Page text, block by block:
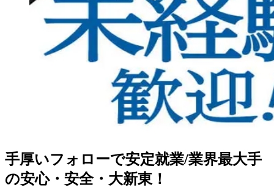
手厚いフォローで安定就業/業界最大手
の安心・安全・大新東！